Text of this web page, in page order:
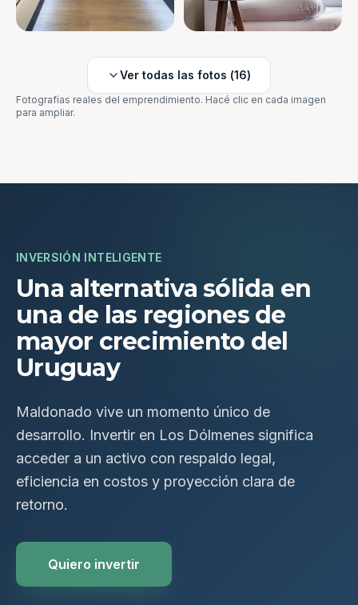
Ver todas las fotos (16)
Fotografías reales del emprendimiento. Hacé clic en cada imagen
para ampliar.
INVERSIÓN INTELIGENTE
Una alternativa sólida en
una de las regiones de
mayor crecimiento del
Uruguay
Maldonado vive un momento único de
desarrollo. Invertir en Los Dólmenes significa
acceder a un activo con respaldo legal,
eficiencia en costos y proyección clara de
retorno.
Quiero invertir